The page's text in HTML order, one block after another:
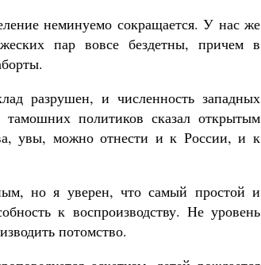
неминуемо сокращается. У нас же
пар вовсе бездетны, причем в
разрушен, и численность западных
политиков сказал открытым
увы, можно отнести и к России, и к
но я уверен, что самый простой и
к воспроизводству. Не уровень
потомство.